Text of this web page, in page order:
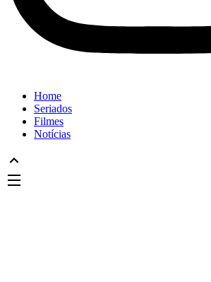
Home
Seriados
Filmes
Notícias